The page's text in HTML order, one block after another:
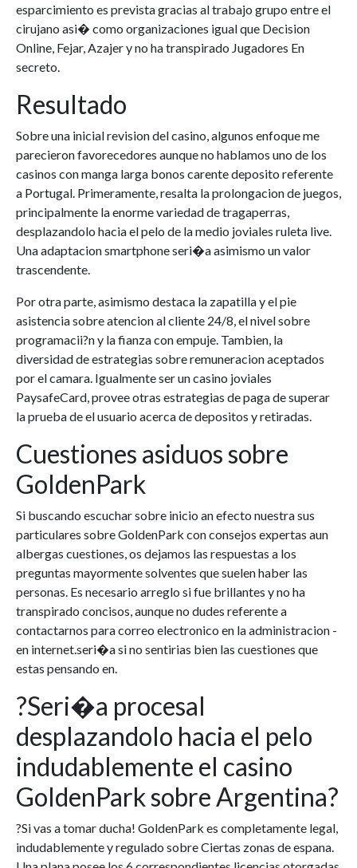
esparcimiento es prevista gracias al trabajo grupo entre el
cirujano asi� como organizaciones igual que Decision
Online, Fejar, Azajer y no ha transpirado Jugadores En
secreto.
Resultado
Sobre una inicial revision del casino, algunos enfoque me
parecieron favorecedores aunque no hablamos uno de los
casinos con manga larga bonos carente deposito referente
a Portugal. Primeramente, resalta la prolongacion de juegos,
principalmente la enorme variedad de tragaperras,
desplazandolo hacia el pelo de la medio joviales ruleta live.
Una adaptacion smartphone seri�a asimismo un valor
trascendente.
Por otra parte, asimismo destaca la zapatilla y el pie
asistencia sobre atencion al cliente 24/8, el nivel sobre
programacii?n y la fianza con empuje. Tambien, la
diversidad de estrategias sobre remuneracion aceptados
por el camara. Igualmente ser un casino joviales
PaysafeCard, provee otras estrategias de paga de superar
la prueba de el usuario acerca de depositos y retiradas.
Cuestiones asiduos sobre
GoldenPark
Si buscando escuchar sobre inicio an efecto nuestra sus
particulares sobre GoldenPark con consejos expertas aun
albergas cuestiones, os dejamos las respuestas a los
preguntas mayormente solventes que suelen haber las
personas. Es necesario arreglo si fue brillantes y no ha
transpirado concisos, aunque no dudes referente a
contactarnos para correo electronico en la administracion -
en internet.seri�a si no sentirias bien las cuestiones que
estas pensando en.
?Seri�a procesal
desplazandolo hacia el pelo
indudablemente el casino
GoldenPark sobre Argentina?
?Si vas a tomar ducha! GoldenPark es completamente legal,
indudablemente y regulado sobre Ciertas zonas de espana.